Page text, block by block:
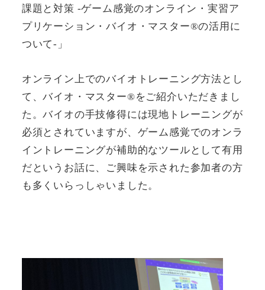
課題と対策 -ゲーム感覚のオンライン・実習ア
プリケーション・バイオ・マスター®の活用に
ついて-」
オンライン上でのバイオトレーニング方法とし
て、バイオ・マスター®をご紹介いただきまし
た。バイオの手技修得には現地トレーニングが
必須とされていますが、ゲーム感覚でのオンラ
イントレーニングが補助的なツールとして有用
だというお話に、ご興味を示された参加者の方
も多くいらっしゃいました。